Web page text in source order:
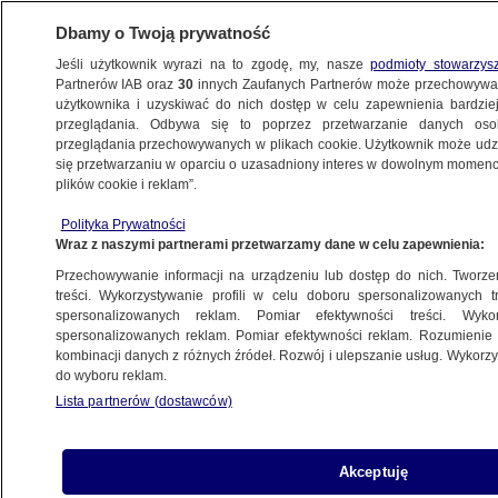
BIZNES
DLA FIRM
zjawisko w polskiej gospodarce
Oprac.Wiktor Knowski
29.06.2026, 10:20
Posłuchaj artykułu
Czyta lektor AI
Dbamy o Twoją prywatność
Jeśli użytkownik wyrazi na to zgodę, my, naszepodmioty
Partnerów IAB oraz30 innych Zaufanych Partnerów może
użytkownika i uzyskiwać do nich dostęp w celu zapewnienia
przeglądania. Odbywa się to poprzez przetwarzanie danych
przeglądania przechowywanych w plikach cookie. Użytkownik może
się przetwarzaniu w oparciu o uzasadniony interes w dowolnym
plików cookie i reklam”.
Polityka Prywatności
Wraz z naszymi partnerami przetwarzamy dane w celu zapewnienia:
Przechowywanie informacji na urządzeniu lub dostęp do nich.
treści. Wykorzystywanie profili w celu doboru spersonalizowanych
spersonalizowanych reklam. Pomiar efektywności treści.
spersonalizowanych reklam. Pomiar efektywności reklam.
kombinacji danych z różnych źródeł. Rozwój i ulepszanie usług.
do wyboru reklam.
Lista partnerów (dostawców)
Akceptuję